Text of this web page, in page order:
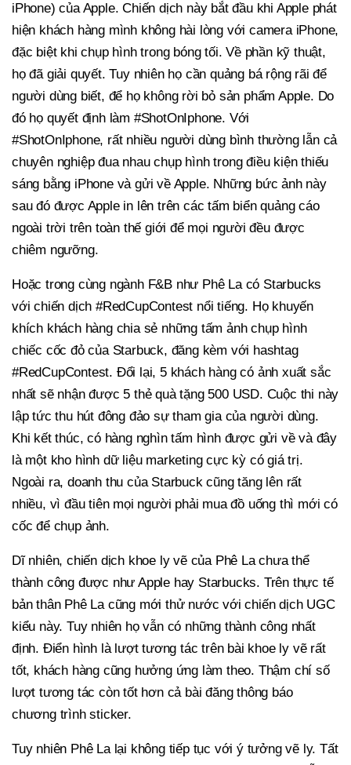
iPhone) của Apple. Chiến dịch này bắt đầu khi Apple phát
hiện khách hàng mình không hài lòng với camera iPhone,
đặc biệt khi chụp hình trong bóng tối. Về phần kỹ thuật,
họ đã giải quyết. Tuy nhiên họ cần quảng bá rộng rãi để
người dùng biết, để họ không rời bỏ sản phẩm Apple. Do
đó họ quyết định làm #ShotOnIphone. Với
#ShotOnIphone, rất nhiều người dùng bình thường lẫn cả
chuyên nghiệp đua nhau chụp hình trong điều kiện thiếu
sáng bằng iPhone và gửi về Apple. Những bức ảnh này
sau đó được Apple in lên trên các tấm biển quảng cáo
ngoài trời trên toàn thế giới để mọi người đều được
chiêm ngưỡng.
Hoặc trong cùng ngành F&B như Phê La có Starbucks
với chiến dịch #RedCupContest nổi tiếng. Họ khuyến
khích khách hàng chia sẻ những tấm ảnh chụp hình
chiếc cốc đỏ của Starbuck, đăng kèm với hashtag
#RedCupContest. Đổi lại, 5 khách hàng có ảnh xuất sắc
nhất sẽ nhận được 5 thẻ quà tặng 500 USD. Cuộc thi này
lập tức thu hút đông đảo sự tham gia của người dùng.
Khi kết thúc, có hàng nghìn tấm hình được gửi về và đây
là một kho hình dữ liệu marketing cực kỳ có giá trị.
Ngoài ra, doanh thu của Starbuck cũng tăng lên rất
nhiều, vì đầu tiên mọi người phải mua đồ uống thì mới có
cốc để chụp ảnh.
Dĩ nhiên, chiến dịch khoe ly vẽ của Phê La chưa thể
thành công được như Apple hay Starbucks. Trên thực tế
bản thân Phê La cũng mới thử nước với chiến dịch UGC
kiểu này. Tuy nhiên họ vẫn có những thành công nhất
định. Điển hình là lượt tương tác trên bài khoe ly vẽ rất
tốt, khách hàng cũng hưởng ứng làm theo. Thậm chí số
lượt tương tác còn tốt hơn cả bài đăng thông báo
chương trình sticker.
Tuy nhiên Phê La lại không tiếp tục với ý tưởng vẽ ly. Tất